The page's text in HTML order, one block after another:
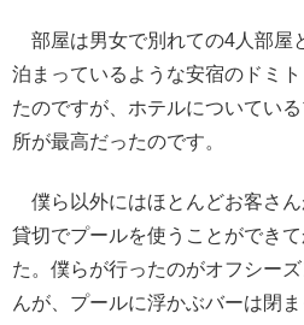
部屋は男女で別れての4人部屋
泊まっているような安宿のドミ
たのですが、ホテルについてい
所が最高だったのです。
僕ら以外にはほとんどお客さ
貸切でプールを使うことができ
た。僕らが行ったのがオフシー
んが、プールに浮かぶバーは閉